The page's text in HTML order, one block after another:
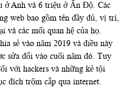
ở Anh và 6 triệu ở Ấn Độ. Các
web bao gồm tên đầy đủ, vị trí,
và các mối quan hệ của họ.
sẻ vào năm 2019 và điều này
sửa đổi vào cuối năm đó. Tuy
với hackers và những kẻ tội
đích trộm cắp qua internet.